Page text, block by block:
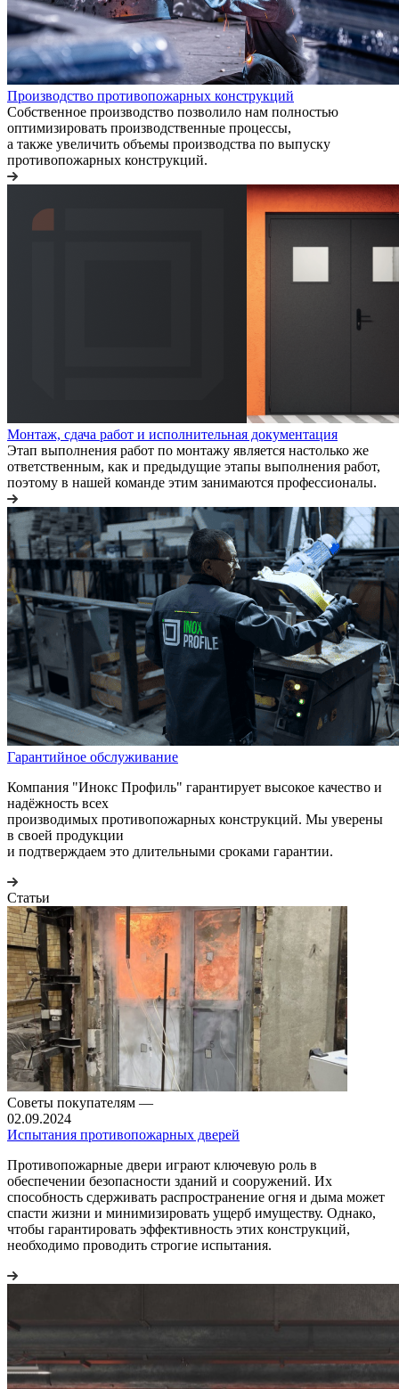
Производство противопожарных конструкций
Собственное производство позволило нам полностью
оптимизировать производственные процессы,
а также увеличить объемы производства по выпуску
противопожарных конструкций.
Монтаж, сдача работ и исполнительная документация
Этап выполнения работ по монтажу является настолько же
ответственным, как и предыдущие этапы выполнения работ,
поэтому в нашей команде этим занимаются профессионалы.
Гарантийное обслуживание
Компания "Инокс Профиль" гарантирует высокое качество и
надёжность всех
производимых противопожарных конструкций. Мы уверены
в своей продукции
и подтверждаем это длительными сроками гарантии.
Статьи
Советы покупателям —
02.09.2024
Испытания противопожарных дверей
Противопожарные двери играют ключевую роль в
обеспечении безопасности зданий и сооружений. Их
способность сдерживать распространение огня и дыма может
спасти жизни и минимизировать ущерб имуществу. Однако,
чтобы гарантировать эффективность этих конструкций,
необходимо проводить строгие испытания.